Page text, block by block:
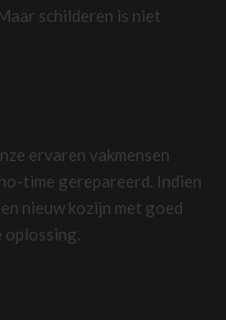
schilderen is niet
ervaren vakmensen
time gerepareerd. Indien
nieuw kozijn met goed